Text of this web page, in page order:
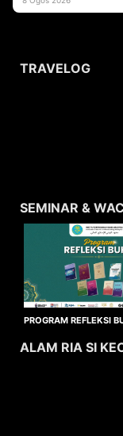
TRAVELOG
SEMINAR &
PROGRAM REFLEKSI
ALAM RIA SI